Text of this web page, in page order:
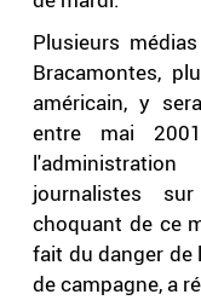
Plusieurs
Bracamontes,
américain, y
entre mai
journalistes
choquant de ce
fait du danger
de campagne, a